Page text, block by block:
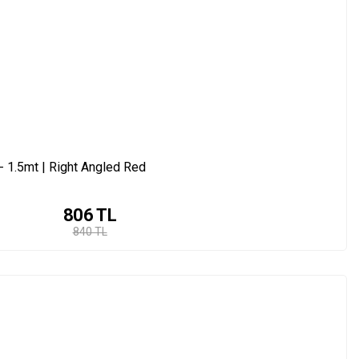
1.5mt | Right Angled Red
840 TL
806TL